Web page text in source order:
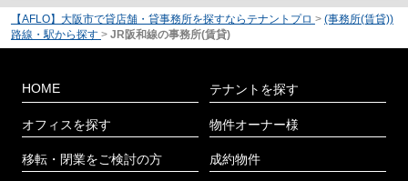
【AFLO】大阪市で貸店舗・貸事務所を探すならテナントプロ > (事務所(賃貸))
路線・駅から探す > JR阪和線の事務所(賃貸)
HOME
オフィスを探す
移転・閉業をご検討の方
テナントを探す
物件オーナー様
成約物件